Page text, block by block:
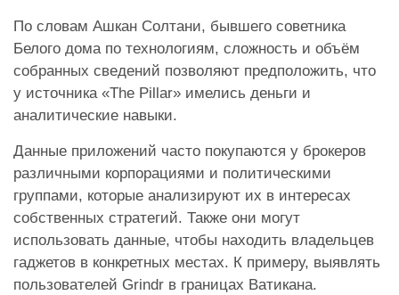
По словам Ашкан Солтани, бывшего советника
Белого дома по технологиям, сложность и объём
собранных сведений позволяют предположить, что
у источника «The Pillar» имелись деньги и
аналитические навыки.
Данные приложений часто покупаются у брокеров
различными корпорациями и политическими
группами, которые анализируют их в интересах
собственных стратегий. Также они могут
использовать данные, чтобы находить владельцев
гаджетов в конкретных местах. К примеру, выявлять
пользователей Grindr в границах Ватикана.